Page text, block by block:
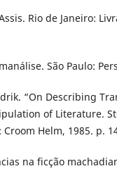
Rio de Janeiro:
São Paulo:
“On Describing
of Literature.
Helm, 1985. p.
na ficção